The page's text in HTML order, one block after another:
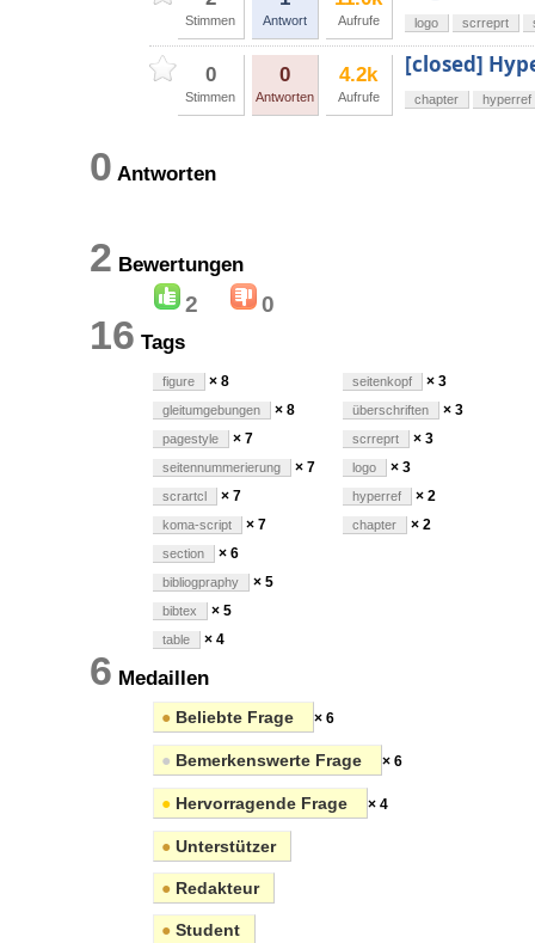
Stimmen Antwort Aufrufe logo scrreprt
0
Stimmen
0
Antworten
4.2k
Aufrufe
[closed]
chapter hyperref
0 Antworten
2 Bewertungen
2 0
16 Tags
figure × 8
gleitumgebungen × 8
pagestyle × 7
seitennummerierung × 7
scrartcl × 7
koma-script × 7
section × 6
bibliogpraphy × 5
bibtex × 5
table × 4
seitenkopf × 3
überschriften × 3
scrreprt × 3
logo × 3
hyperref × 2
chapter × 2
6 Medaillen
● Beliebte Frage × 6
● Bemerkenswerte Frage × 6
● Hervorragende Frage × 4
● Unterstützer
● Redakteur
● Student